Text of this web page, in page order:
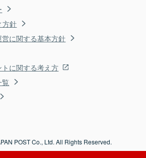
方針
に関する基本方針
に関する考え方
POST Co., Ltd. All Rights Reserved.